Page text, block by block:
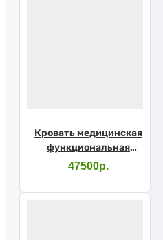
Кровать медицинская
функциональная
механическая Barry
принадлежностями
47500р.